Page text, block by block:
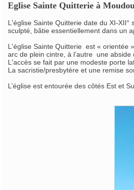
Eglise Sainte Quitterie à
L'église Sainte Quitterie date du XI-
sculpté, bâtie essentiellement dans un
L'église Sainte Quitterie est « orientée
arc de plein cintre, à l’autre une abside
L'accès se fait par une modeste porte
La sacristie/presbytère et une remise
L’église est entourée des côtés Est et